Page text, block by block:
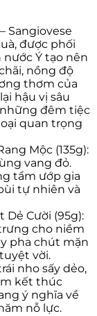
Sangiovese
được phối
Ý tạo nên
nồng độ
thơm của
hậu vị sâu
đêm tiệc
quan trọng
Mộc (135g):
vang đỏ.
tẩm ướp gia
tự nhiên và
Dẻ Cười (95g):
cho niềm
pha chút mặn
vời.
nho sấy dẻo,
kết thúc
ý nghĩa về
nỗ lực.